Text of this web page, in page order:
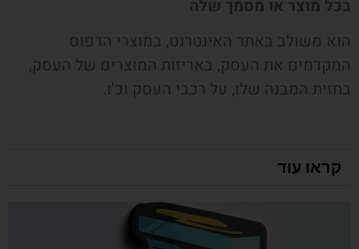
בכל מוצר או מסמך שלה
הוא משולב באתר האינטרנט, במוצרי הדפוס
המקדמים את העסק, באריזות המוצרים של העסק,
בחזית המבנה שלו, על רכבי העסק וכ'ו.
קראו עוד